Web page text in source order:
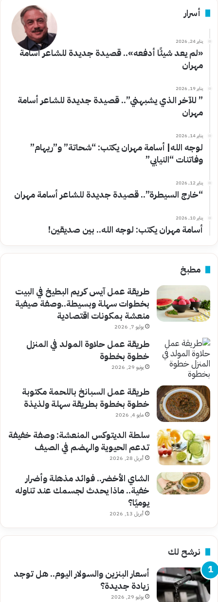
أسرار
يناير 24, 2026
«لم يعد شيئًا أدفعه».. قصيدة جديدة للشاعر أسامة
مهران
يناير 19, 2026
” للآخر الذي يشبهني”.. قصيدة جديدة للشاعر أسامة
مهران
يناير 14, 2026
لوجه الله| أسامة مهران يكتب: “شحاتة” و”ريهام”
وفاتنات “النيابي”
يناير 12, 2026
“خارج السيطرة”.. قصيدة جديدة للشاعر أسامة مهران
يناير 10, 2026
أسامة مهران يكتب: لوجه الله.. بين صديقين!
مطبخ
طريقة عمل آيس كريم البطيخ في البيت
بخطوات سهلة وبسيطة..وصفة صيفية
منعشة بمكونات اقتصادية
يوليو 7, 2026
طريقة عمل حلاوة المولد في المنزل
خطوة بخطوة
يونيو 29, 2026
طريقة عمل السبانخ باللحمة مكتوبة
خطوة بخطوة بطريقة سهلة ولذيذة
مايو 4, 2026
سلطة الديتوكس المنعشة: وصفة خفيفة
تدعم الحيوية والهضم في الصيف
أبريل 28, 2026
الشاي الأخضر.. فوائد مذهلة وأضرار
خفية.. ماذا يحدث لجسمك عند تناوله
يوميًا؟
أبريل 13, 2026
نرشح لك
أسعار البنزين والسولار اليوم.. هل توجد
زيادة جديدة؟
يوليو 29, 2026